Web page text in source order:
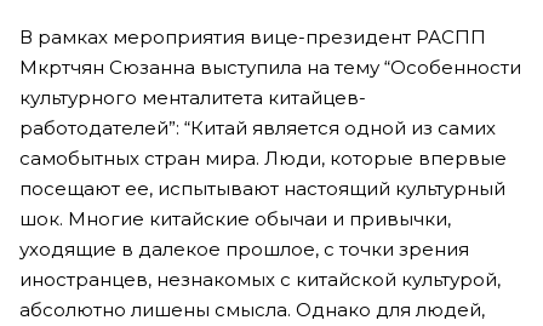
В рамках мероприятия вице-президент РАСПП
Мкртчян Сюзанна выступила на тему “Особенности
культурного менталитета китайцев-
работодателей”: “Китай является одной из самих
самобытных стран мира. Люди, которые впервые
посещают ее, испытывают настоящий культурный
шок. Многие китайские обычаи и привычки,
уходящие в далекое прошлое, с точки зрения
иностранцев, незнакомых с китайской культурой,
абсолютно лишены смысла. Однако для людей,